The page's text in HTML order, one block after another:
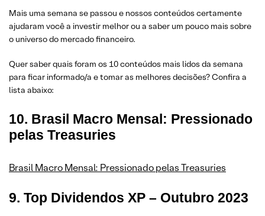
1. Carteiras Recomendadas: confira nossas
recomendações para ações, FIIs, dividendos, internacional
Mais uma semana se passou e nossos conteúdos certamente
ajudaram você a investir melhor ou a saber um pouco mais sobre
o universo do mercado financeiro.
Quer saber quais foram os 10 conteúdos mais lidos da semana
para ficar informado/a e tomar as melhores decisões? Confira a
lista abaixo:
10. Brasil Macro Mensal: Pressionado
pelas Treasuries
Brasil Macro Mensal: Pressionado pelas Treasuries
9. Top Dividendos XP – Outubro 2023